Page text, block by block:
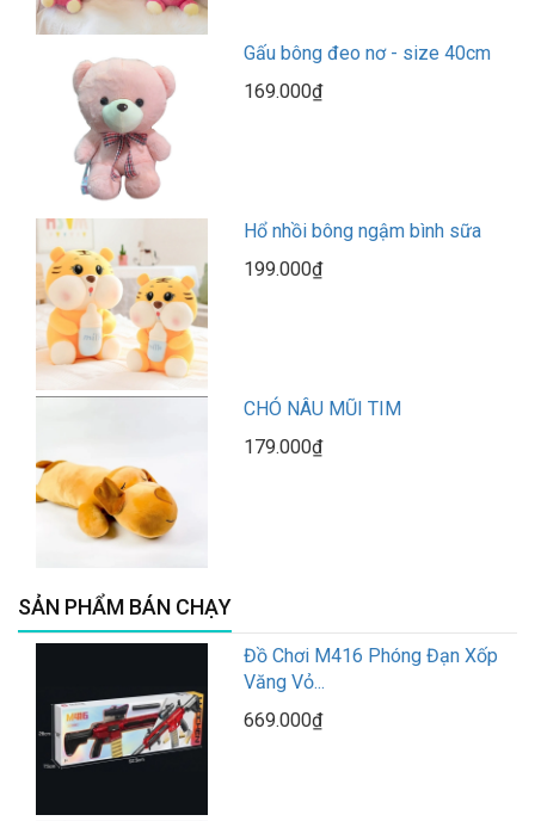
Gấu bông đeo nơ - size 40cm
169.000₫
Hổ nhồi bông ngậm bình sữa
199.000₫
CHÓ NÂU MŨI TIM
179.000₫
SẢN PHẨM BÁN CHẠY
Đồ Chơi M416 Phóng Đạn Xốp
Văng Vỏ...
669.000₫